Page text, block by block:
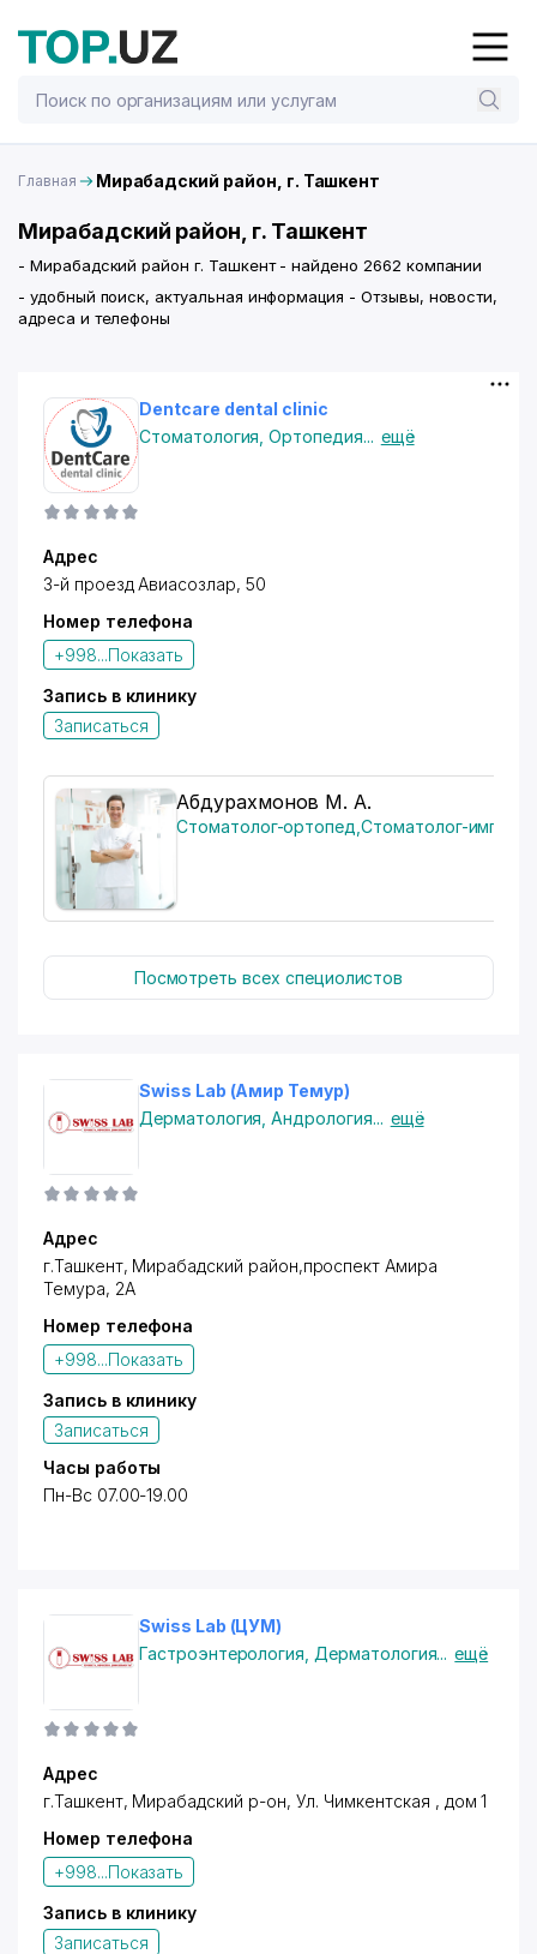
Главная Мирабадский район, г. Ташкент
Мирабадский район, г. Ташкент
- Мирабадский район г. Ташкент - найдено 2662 компании
- удобный поиск, актуальная информация - Отзывы, новости,
адреса и телефоны
Dentcare dental clinic
Стоматология ,Ортопедия... ещё
Адрес
3-й проезд Авиасозлар, 50
Номер телефона
+998...Показать
Запись в клинику
Записаться
Абдурахмонов М. А.
Стоматолог-ортопед ,Стоматолог-
Посмотреть всех специолистов
Swiss Lab (Амир Темур)
Дерматология ,Андрология... ещё
Адрес
г.Ташкент, Мирабадский район,проспект Амира
Темура, 2А
Номер телефона
+998...Показать
Запись в клинику
Записаться
Часы работы
Пн-Вс 07.00-19.00
Swiss Lab (ЦУМ)
Гастроэнтерология Дерматология... ещё
Адрес
г.Ташкент, Мирабадский р-он, Ул. Чимкентская , дом 1
Номер телефона
+998...Показать
Запись в клинику
Записаться